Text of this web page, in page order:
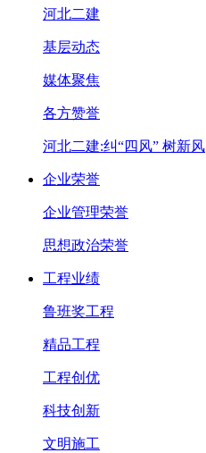
河北二建
基层动态
媒体聚焦
各方赞誉
河北二建:纠“四风” 树新风
企业荣誉
企业管理荣誉
思想政治荣誉
工程业绩
鲁班奖工程
精品工程
工程创优
科技创新
文明施工